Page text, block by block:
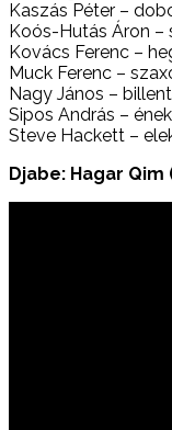
Kaszás Péter –
Koós-Hutás Áron –
Kovács Ferenc –
Muck Ferenc –
Nagy János –
Sipos András –
Steve Hackett –
Djabe: Hagar